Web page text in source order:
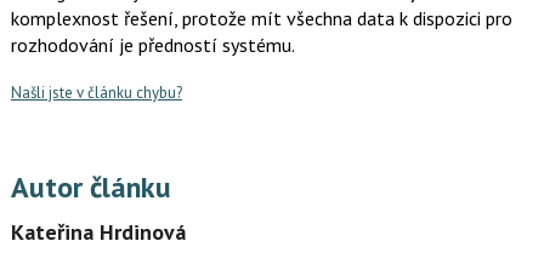
komplexnost řešení, protože mít všechna data k dispozici pro
rozhodování je předností systému.
Našli jste v článku chybu?
Autor článku
Kateřina Hrdinová